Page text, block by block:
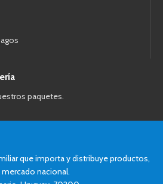
paquetes.
que importa y distribuye productos,
nacional.